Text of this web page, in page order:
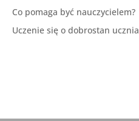
Co pomaga być nauczycielem?
Uczenie się o dobrostan ucznia